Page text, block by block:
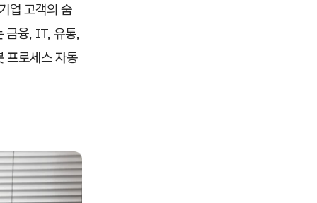
업 고객의 숨
금융, IT, 유통,
프로세스 자동